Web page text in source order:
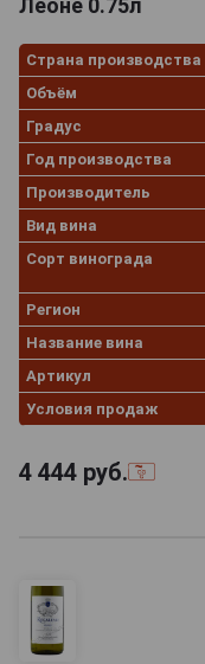
Страна производства
Объём
Градус
Год производства
Производитель
Вид вина
Сорт винограда
Регион
Название вина
Артикул
Условия продаж
4 444 руб.